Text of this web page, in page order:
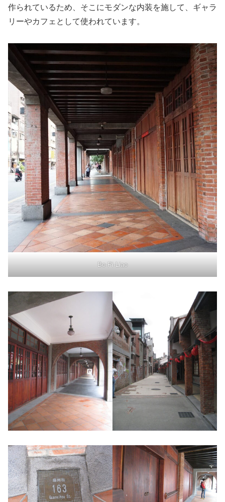
作られているため、そこにモダンな内装を施して、ギャラ
リーやカフェとして使われています。
Bo-Pi-Liao